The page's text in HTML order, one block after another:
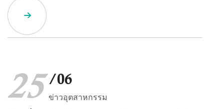
25 /06
ข่าวอุตสาหกรรม